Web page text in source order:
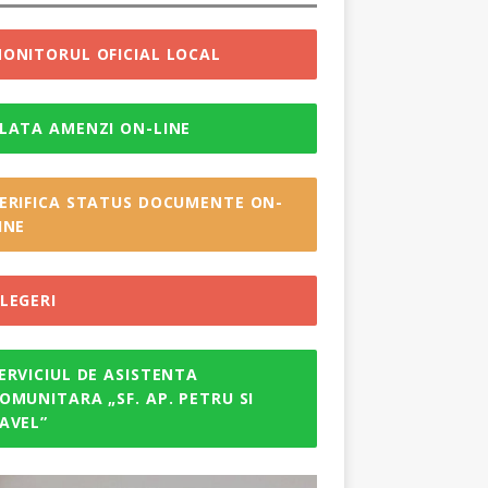
OFICIAL LOCAL
AMENZI ON-LINE
STATUS DOCUMENTE ON-
DE ASISTENTA
„SF. AP. PETRU SI